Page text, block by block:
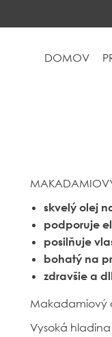
DOMOV
skvelý olej
podporuje
posilňuje
bohatý na
zdravšie a
Makadamiový
Vysoká